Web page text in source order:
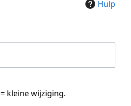
Hulp
= kleine wijziging.